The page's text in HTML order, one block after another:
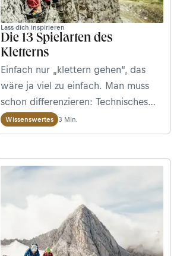
Lass dich inspirieren
Die 13 Spielarten des
Kletterns
Einfach nur „klettern gehen“, das
wäre ja viel zu einfach. Man muss
schon differenzieren: Technisches
klettern? Alpinklettern? Gar free
climbing? Ja was denn nun genau?
feinen Unterschiede der
verschiedenen Spielarten in der
Wissenswertes 3 Min.